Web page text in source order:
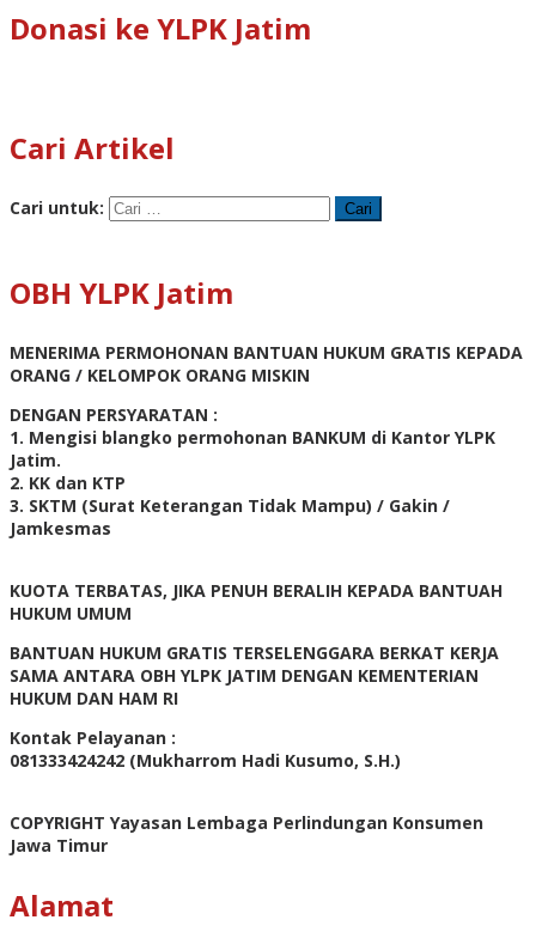
Donasi ke YLPK Jatim
Cari Artikel
Cari untuk:
OBH YLPK Jatim
MENERIMA PERMOHONAN BANTUAN HUKUM GRATIS KEPADA
ORANG / KELOMPOK ORANG MISKIN
DENGAN PERSYARATAN :
1. Mengisi blangko permohonan BANKUM di Kantor YLPK
Jatim.
2. KK dan KTP
3. SKTM (Surat Keterangan Tidak Mampu) / Gakin /
Jamkesmas
KUOTA TERBATAS, JIKA PENUH BERALIH KEPADA BANTUAH
HUKUM UMUM
BANTUAN HUKUM GRATIS TERSELENGGARA BERKAT KERJA
SAMA ANTARA OBH YLPK JATIM DENGAN KEMENTERIAN
HUKUM DAN HAM RI
Kontak Pelayanan :
081333424242 (Mukharrom Hadi Kusumo, S.H.)
COPYRIGHT Yayasan Lembaga Perlindungan Konsumen
Jawa Timur
Alamat